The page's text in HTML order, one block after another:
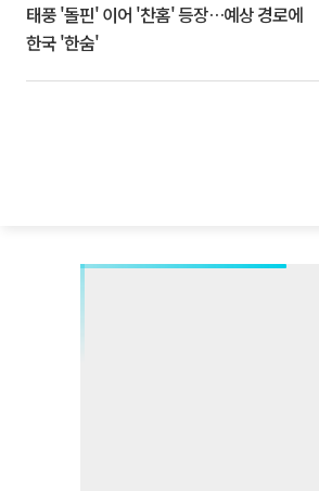
태풍 '돌핀' 이어 '찬홈' 등장…예상 경로에
한국 '한숨'